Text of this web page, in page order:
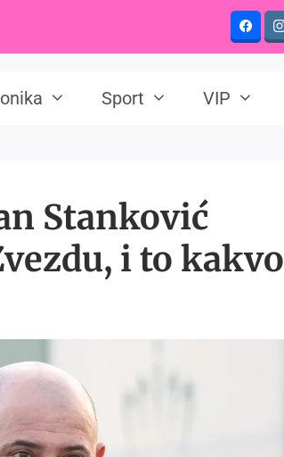
Sport VIP
Stanković
i to kakvo